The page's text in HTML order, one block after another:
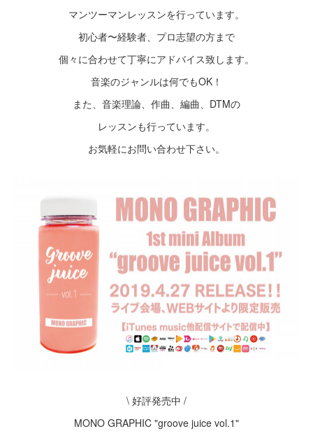
マンツーマンレッスンを行っています。
初心者〜経験者、プロ志望の方まで
個々に合わせて丁寧にアドバイス致します。
音楽のジャンルは何でもOK！
また、音楽理論、作曲、編曲、DTMの
レッスンも行っています。
お気軽にお問い合わせ下さい。
\ 好評発売中 /
MONO GRAPHIC "groove juice vol.1"